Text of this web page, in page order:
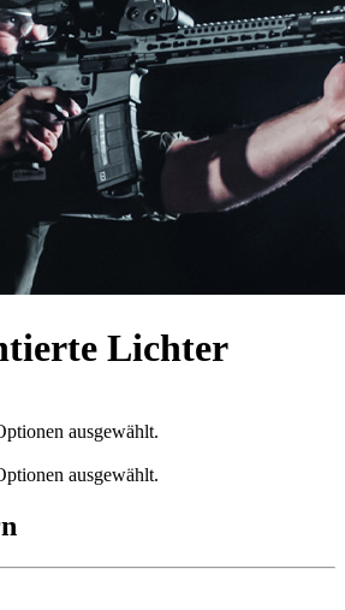
Lichter
ausgewählt.
ausgewählt.